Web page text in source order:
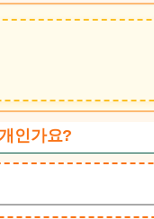
인가요?